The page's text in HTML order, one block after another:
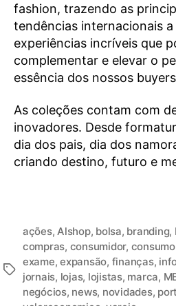
fashion, trazendo as
tendências internacionais
experiências incríveis que
complementar e elevar o
essência dos nossos
As coleções contam com
inovadores. Desde
dia dos pais, dia dos
criando destino, futuro e
ações,Alshop, bolsa, branding,
compras, consumidor, consumo
exame,expansão, finanças,
jornais, lojas, lojistas, marca,
negócios, news, novidades,